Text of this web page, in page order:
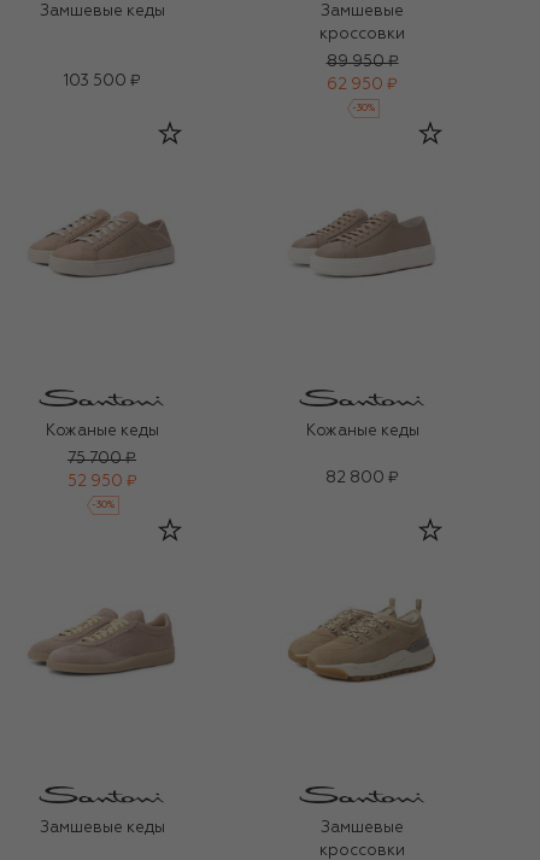
Замшевые кеды
103 500 ₽
Замшевые
кроссовки
89 950 ₽
62 950 ₽
-30%
Кожаные кеды
75 700 ₽
52 950 ₽
-30%
Кожаные кеды
82 800 ₽
Замшевые кеды
Замшевые
кроссовки